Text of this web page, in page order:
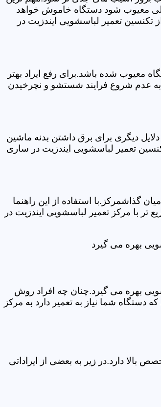
معیوب شود دستگاه خاموش خواهد
تعمیر لباسشویی ایندزیت در
معیوب شده باشد.برای رفع ایراد بهتر
به عدم شروع فرایند شستشو و نچرخیدن
دیگری برای برق داشتن بدنه ماشین
تعمیر لباسشویی ایندزیت در ساری
گذاشمرکز.با استفاده از این راهنما
با مرکز تعمیر لباسشویی ایندزیت در
بهره می گیرد
بهره می گیرد.چنان چه افراد روش
شما نیاز به تعمیر دارد به مرکز
دارد.در زیر به بعضی از ایراداتی